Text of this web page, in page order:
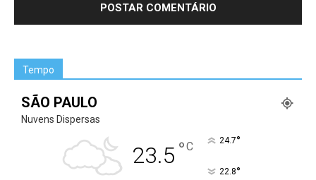
Tempo
SÃO PAULO
Nuvens Dispersas
23.5 °C 24.7°
22.8°